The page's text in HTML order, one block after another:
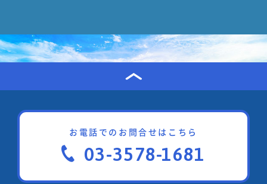
お電話でのお問合せはこちら
03-3578-1681